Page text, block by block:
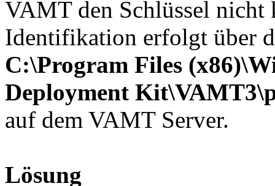
VAMT den Schlüssel
Identifikation erfolgt über
C:\Program Files
Deployment
auf dem VAMT Server.
Lösung